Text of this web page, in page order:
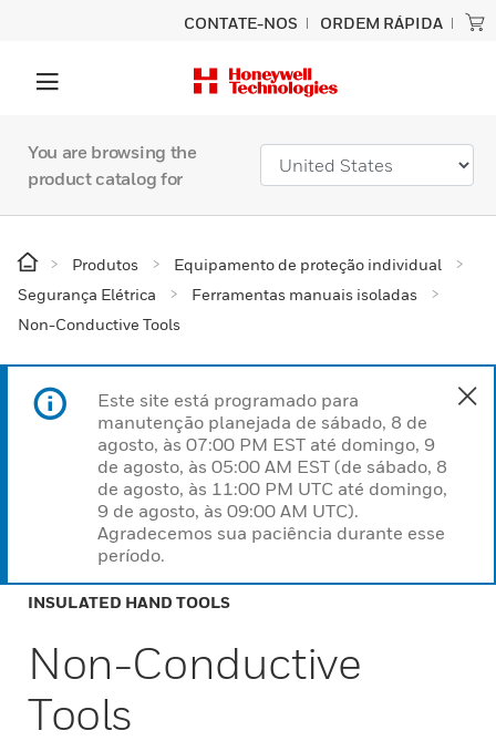
CONTATE-NOS ORDEM RÁPIDA
You are browsing the
product catalog for
Produtos
Equipamento de proteção individual
Segurança Elétrica
Ferramentas manuais isoladas
Non-Conductive Tools
Este site está programado para
manutenção planejada de sábado, 8 de
agosto, às 07:00 PM EST até domingo, 9
de agosto, às 05:00 AM EST (de sábado, 8
de agosto, às 11:00 PM UTC até domingo,
9 de agosto, às 09:00 AM UTC).
Agradecemos sua paciência durante esse
período.
INSULATED HAND TOOLS
Non-Conductive
Tools